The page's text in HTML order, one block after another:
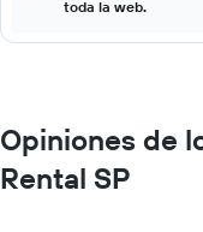
toda la web.
Opiniones de
Rental SP